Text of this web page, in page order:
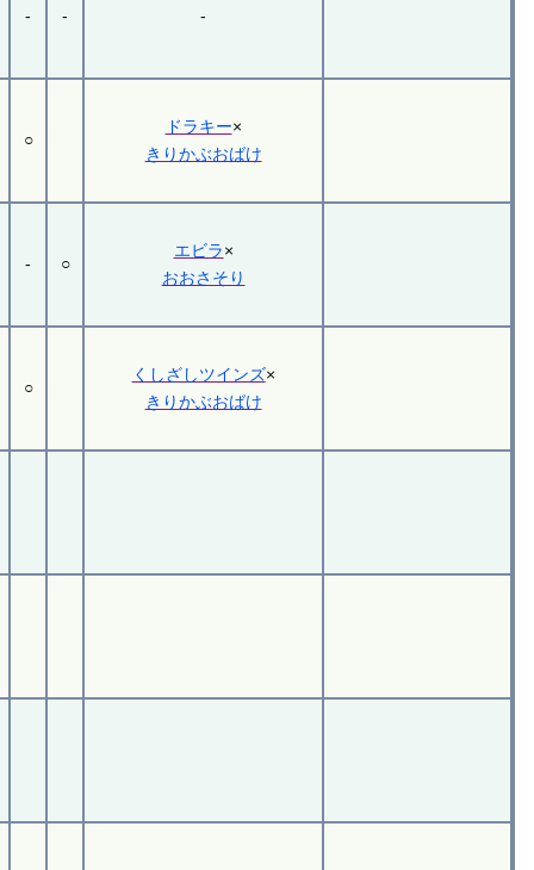
- - -
○
ドラキー×
きりかぶおばけ
- ○
エビラ×
おおさそり
○
くしざしツインズ×
きりかぶおばけ